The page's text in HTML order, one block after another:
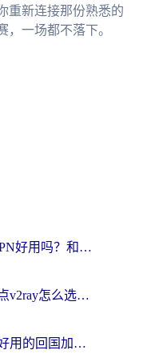
重新连接那份熟悉的
一场都不落下。
海外党必看：快帆TV版VPN好用吗？和快游VPN对比哪个回国效果更好？附实用避坑指南
海外党无忧指南：国内节点v2ray怎么选？一键回国VPN+多场景实测帮你避坑
海外党必看：如何选到最好用的回国加速器？从节点到售后的全维度指南